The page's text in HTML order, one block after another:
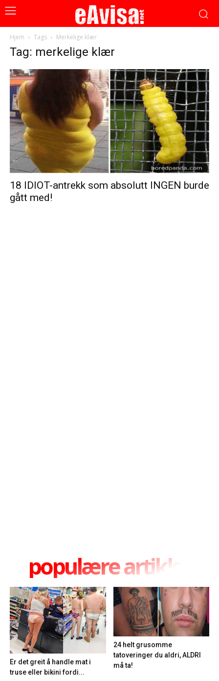
Hjem Tags Merkelige klær
Tag: merkelige klær
18 IDIOT-antrekk som absolutt INGEN burde
gått med!
populære artikler
Er det greit å handle mat i
truse eller bikini fordi...
24 helt grusomme
tatoveringer du aldri, ALDRI
må ta!